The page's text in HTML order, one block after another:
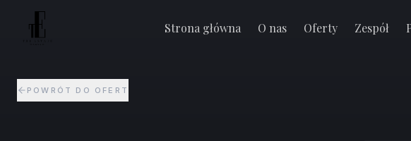
Strona główna O nas Oferty Zespół
POWRÓT DO OFERT
WYKOŃCZONE I BEZ 2 % PCC I 3 pokoje I Ogród 28 M2
Warszawa Białołęka